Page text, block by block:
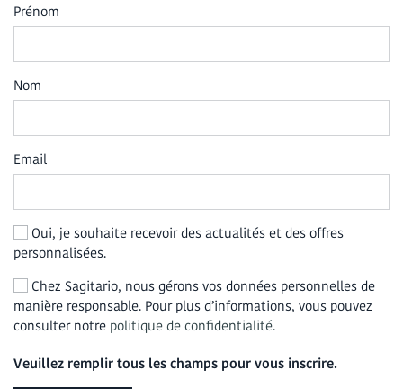
Prénom
Nom
Email
Oui, je souhaite recevoir des actualités et des offres
personnalisées.
Chez Sagitario, nous gérons vos données personnelles de
manière responsable. Pour plus d’informations, vous pouvez
consulter notre politique de confidentialité.
Veuillez remplir tous les champs pour vous inscrire.